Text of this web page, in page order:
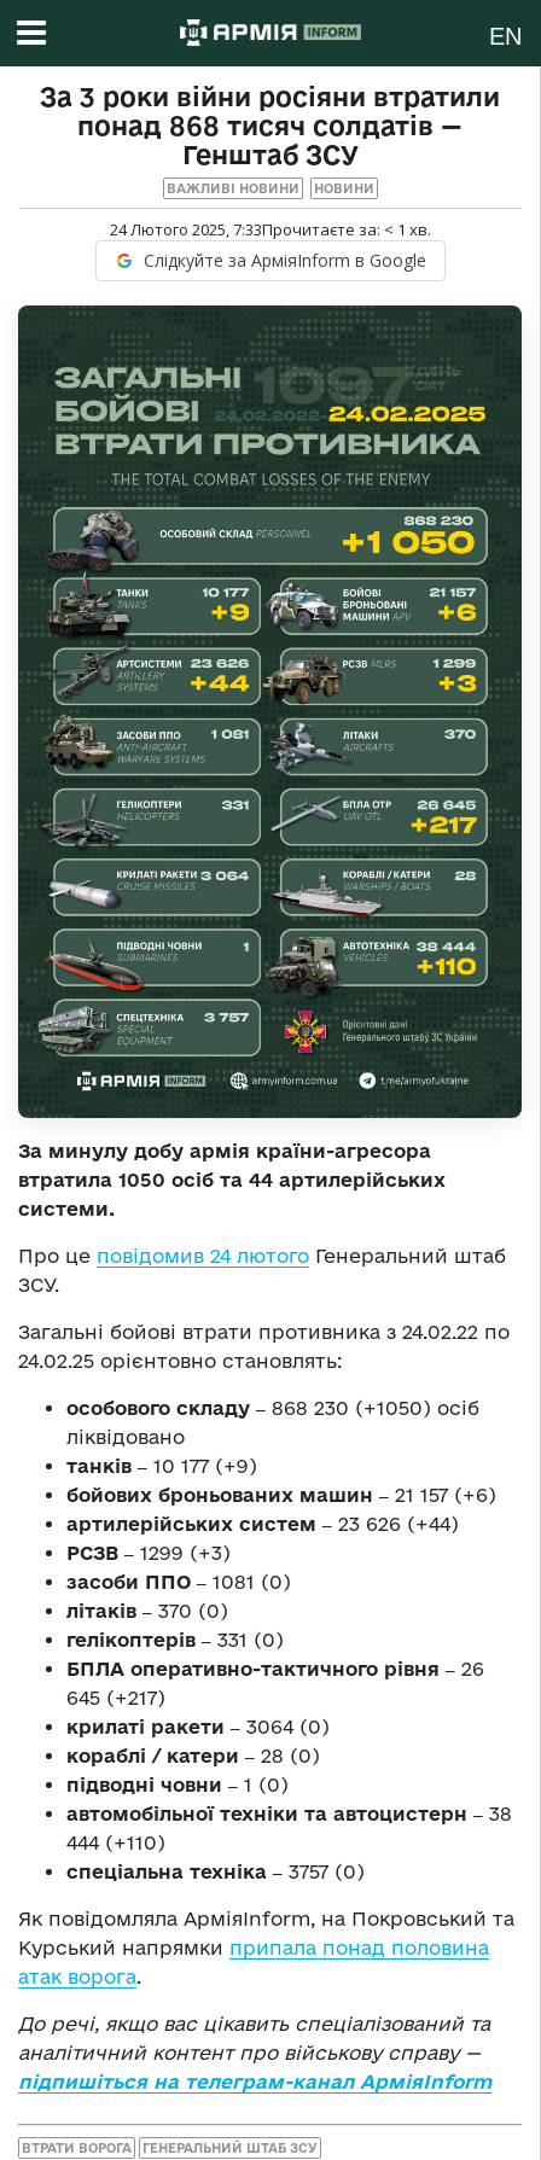
EN
За 3 роки війни росіяни втратили
понад 868 тисяч солдатів —
Генштаб ЗСУ
ВАЖЛИВІ НОВИНИ НОВИНИ
24 Лютого 2025, 7:33Прочитаєте за: < 1 хв.
Слідкуйте за АрміяInform в Google
За минулу добу армія країни-агресора
втратила 1050 осіб та 44 артилерійських
системи.
Про це повідомив 24 лютого Генеральний штаб
ЗСУ.
Загальні бойові втрати противника з 24.02.22 по
24.02.25 орієнтовно становлять:
особового складу ‒ 868 230 (+1050) осіб
ліквідовано
танків ‒ 10 177 (+9)
бойових броньованих машин ‒ 21 157 (+6)
артилерійських систем ‒ 23 626 (+44)
РСЗВ ‒ 1299 (+3)
засоби ППО ‒ 1081 (0)
літаків ‒ 370 (0)
гелікоптерів ‒ 331 (0)
БПЛА оперативно-тактичного рівня ‒ 26
645 (+217)
крилаті ракети ‒ 3064 (0)
кораблі / катери ‒ 28 (0)
підводні човни ‒ 1 (0)
автомобільної техніки та автоцистерн ‒ 38
444 (+110)
спеціальна техніка ‒ 3757 (0)
Як повідомляла АрміяInform, на Покровський та
Курський напрямки припала понад половина
атак ворога.
До речі, якщо вас цікавить спеціалізований та
аналітичний контент про військову справу —
підпишіться на телеграм-канал АрміяInform
ВТРАТИ ВОРОГА ГЕНЕРАЛЬНИЙ ШТАБ ЗСУ